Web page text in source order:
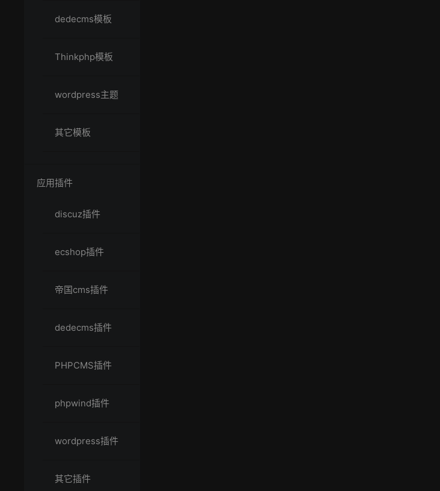
dedecms模板
Thinkphp模板
wordpress主题
其它模板
应用插件
discuz插件
ecshop插件
帝国cms插件
dedecms插件
PHPCMS插件
phpwind插件
wordpress插件
其它插件